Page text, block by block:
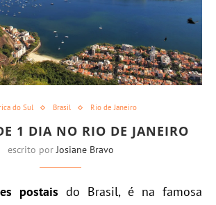
do Sul Brasil Rio de Janeiro
1 DIA NO RIO DE JANEIRO
escrito porJosiane Bravo
postais do Brasil, é na famosa